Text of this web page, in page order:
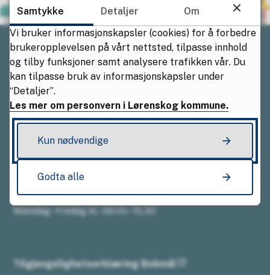
Ring oss
Sentralbordet
Åpningstider
Mandag–fredag kl. 08.00–15.30
Tilgjengelighetserklæring Bokmål
Samtykke Detaljer
Om
Vi bruker informasjonskapsler (cookies) for å forbedre
brukeropplevelsen på vårt nettsted, tilpasse innhold
og tilby funksjoner samt analysere trafikken vår. Du
kan tilpasse bruk av informasjonskapsler under
“Detaljer”.
Les mer om personvern i Lørenskog kommune.
Kun nødvendige
Godta alle